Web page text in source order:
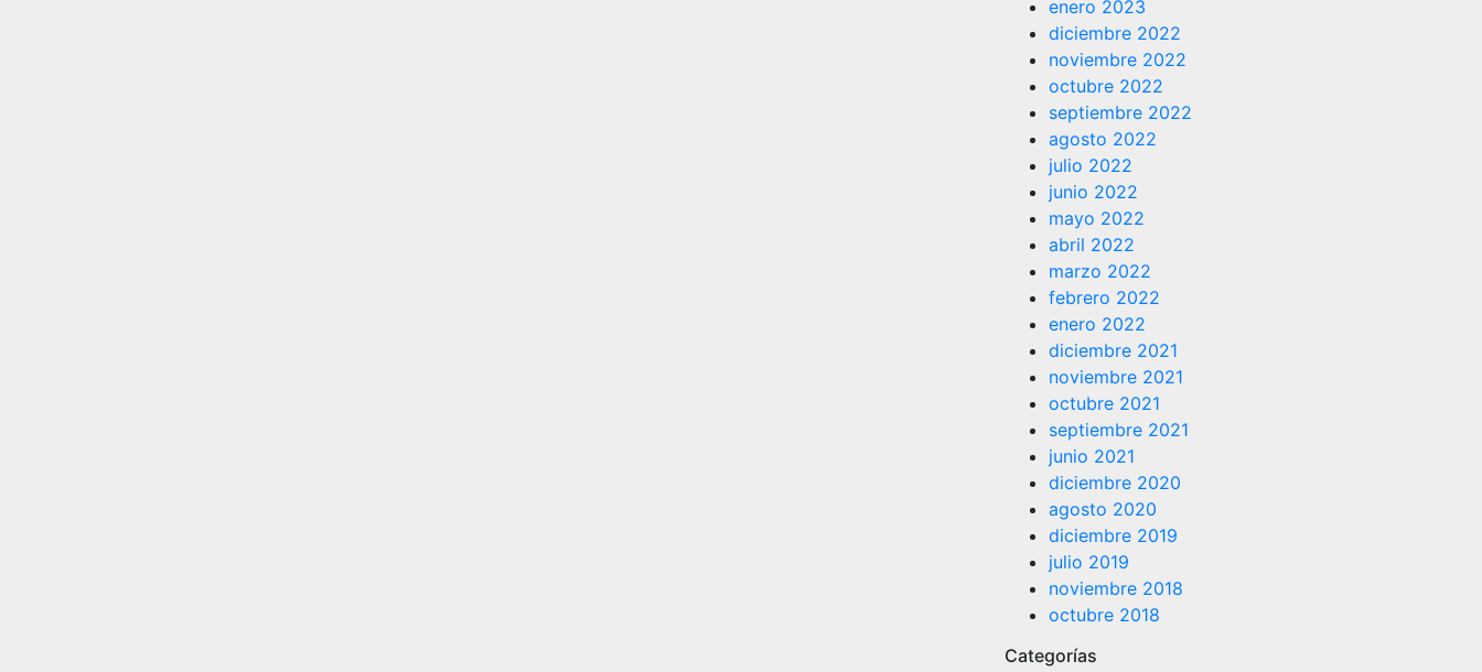
enero 2023
diciembre 2022
noviembre 2022
octubre 2022
septiembre 2022
agosto 2022
julio 2022
junio 2022
mayo 2022
abril 2022
marzo 2022
febrero 2022
enero 2022
diciembre 2021
noviembre 2021
octubre 2021
septiembre 2021
junio 2021
diciembre 2020
agosto 2020
diciembre 2019
julio 2019
noviembre 2018
octubre 2018
Categorías